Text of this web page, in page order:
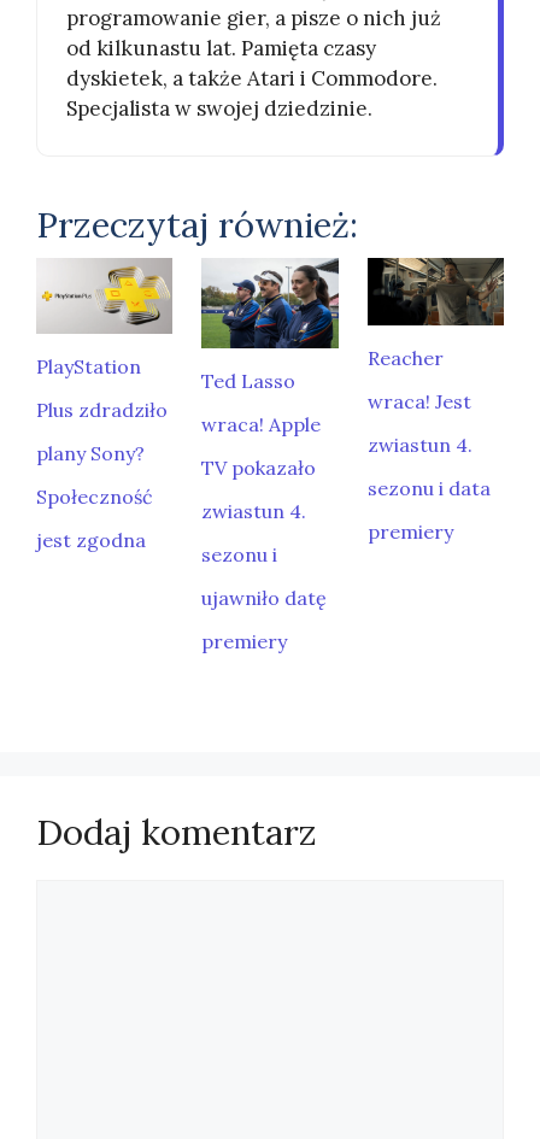
programowanie gier, a pisze o nich już
od kilkunastu lat. Pamięta czasy
dyskietek, a także Atari i Commodore.
Specjalista w swojej dziedzinie.
Przeczytaj również:
PlayStation
Plus zdradziło
plany Sony?
Społeczność
jest zgodna
Ted Lasso
wraca! Apple
TV pokazało
zwiastun 4.
sezonu i
ujawniło datę
premiery
Reacher
wraca! Jest
zwiastun 4.
sezonu i data
premiery
Dodaj komentarz